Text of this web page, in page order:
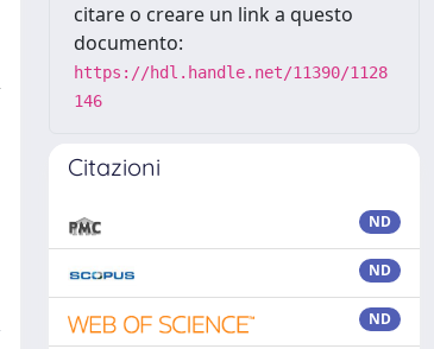
citare o creare un link a questo
documento:
https://hdl.handle.net/11390/1128
146
Citazioni
ND
ND
ND